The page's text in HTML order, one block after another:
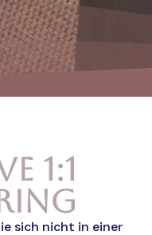
1:1
sich nicht in einer